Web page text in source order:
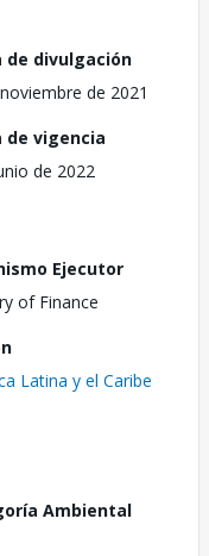
de divulgación
de 2021
de vigencia
de 2022
Ejecutor
of Finance
Latina y el Caribe
Ambiental